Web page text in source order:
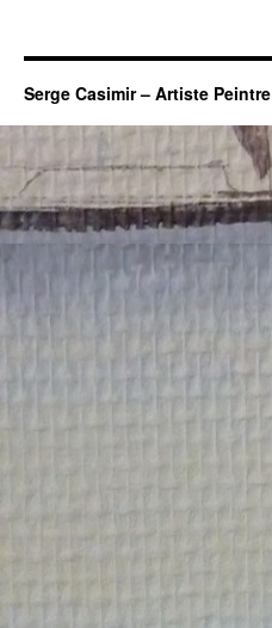
Serge Casimir – Artiste Peintre